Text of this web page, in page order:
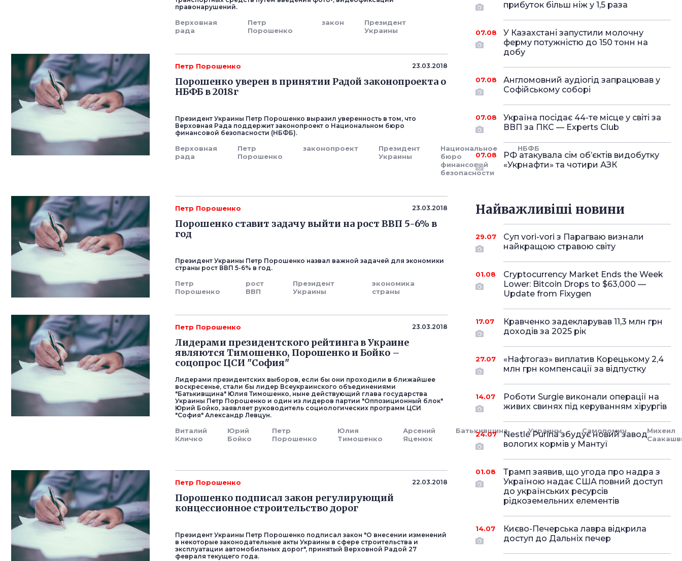
правонарушений.
Верховная
рада
Петр
Порошенко
закон
Президент
Украины
Петр Порошенко 23.03.2018
Порошенко уверен в принятии Радой законопроекта о
НБФБ в 2018г
Президент Украины Петр Порошенко выразил уверенность в том, что
Верховная Рада поддержит законопроект о Национальном бюро
финансовой безопасности (НБФБ).
Верховная
рада
Петр
Порошенко
законопроект
Президент
Украины
Национальное
бюро
финансовой
безопасности
НБФБ
Петр Порошенко 23.03.2018
Порошенко ставит задачу выйти на рост ВВП 5-6% в
год
Президент Украины Петр Порошенко назвал важной задачей для экономики
страны рост ВВП 5-6% в год.
Петр
Порошенко
рост
ВВП
Президент
Украины
экономика
страны
Петр Порошенко 23.03.2018
Лидерами президентского рейтинга в Украине
являются Тимошенко, Порошенко и Бойко –
соцопрос ЦСИ "София"
Лидерами президентских выборов, если бы они проходили в ближайшее
воскресенье, стали бы лидер Всеукраинского объединениями
"Батькивщина" Юлия Тимошенко, ныне действующий глава государства
Украины Петр Порошенко и один из лидеров партии "Оппозиционный блок"
Юрий Бойко, заявляет руководитель социологических программ ЦСИ
"София" Александр Левцун.
Виталий
Кличко
Юрий
Бойко
Петр
Порошенко
Юлия
Тимошенко
Арсений
Яценюк
Батькивщина Украины Самопомич
Михеил
Петр Порошенко 22.03.2018
Порошенко подписал закон регулирующий
концессионное строительство дорог
Президент Украины Петр Порошенко подписал закон "О внесении изменений
в некоторые законодательные акты Украины в сфере строительства и
эксплуатации автомобильных дорог", принятый Верховной Радой 27
февраля текущего года.
прибуток більш ніж у 1,5 раза
07.08
У Казахстані запустили молочну
ферму потужністю до 150 тонн на
добу
07.08
Англомовний аудіогід запрацював у
Софійському соборі
07.08
Україна посідає 44-те місце у світі за
ВВП за ПКС — Experts Club
07.08
РФ атакувала сім об’єктів видобутку
«Укрнафти» та чотири АЗК
Найважливіші новини
29.07
Суп vori-vori з Парагваю визнали
найкращою стравою світу
01.08
Cryptocurrency Market Ends the Week
Lower: Bitcoin Drops to $63,000 —
Update from Fixygen
17.07
Кравченко задекларував 11,3 млн грн
доходів за 2025 рік
27.07
«Нафтогаз» виплатив Корецькому 2,4
млн грн компенсації за відпустку
14.07
Роботи Surgie виконали операції на
живих свинях під керуванням хірургів
24.07
Nestlé Purina збудує новий завод
вологих кормів у Мантуї
01.08
Трамп заявив, що угода про надра з
Україною надає США повний доступ
до українських ресурсів
рідкоземельних елементів
14.07
Києво-Печерська лавра відкрила
доступ до Дальніх печер